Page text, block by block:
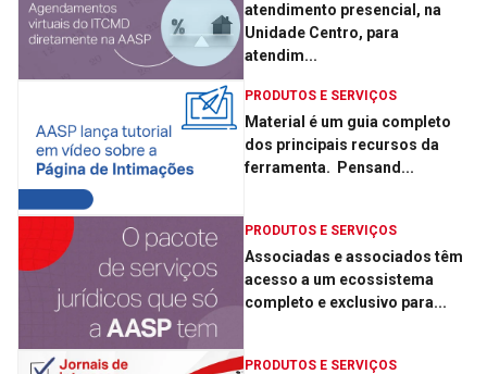
atendimento presencial, na
Unidade Centro, para
atendim...
PRODUTOS E SERVIÇOS
Material é um guia completo
dos principais recursos da
ferramenta. ­ Pensand...
PRODUTOS E SERVIÇOS
Associadas e associados têm
acesso a um ecossistema
completo e exclusivo para...
PRODUTOS E SERVIÇOS